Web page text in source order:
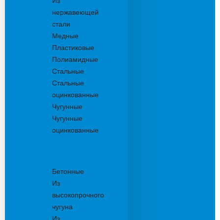
нержавеющей
стали
Медные
Пластиковые
Полиамидные
Стальные
Стальные
оцинкованные
Чугунные
Чугунные
оцинкованные
Бетонные
Из
высокопрочного
чугуна